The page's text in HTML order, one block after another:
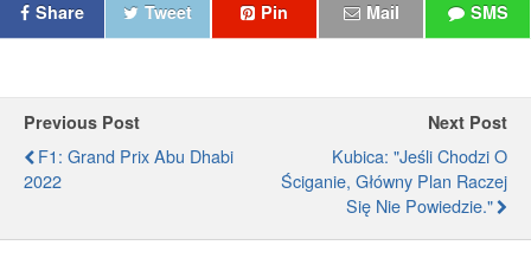
Share Tweet Pin Mail SMS
Previous Post
F1: Grand Prix Abu Dhabi
2022
Next Post
Kubica: "Jeśli Chodzi O
Ściganie, Główny Plan Raczej
Się Nie Powiedzie."